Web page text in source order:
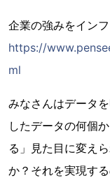
企業の強みをイン
https://
ml
みなさんはデータ
したデータの何個
る」見た目に変え
か？それを実現す